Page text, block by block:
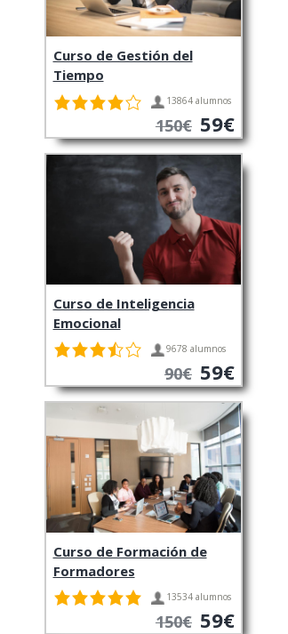
Curso de Gestión del
Tiempo
13864 alumnos
150€ 59€
Curso de Inteligencia
Emocional
9678 alumnos
90€ 59€
Curso de Formación de
Formadores
13534 alumnos
150€ 59€